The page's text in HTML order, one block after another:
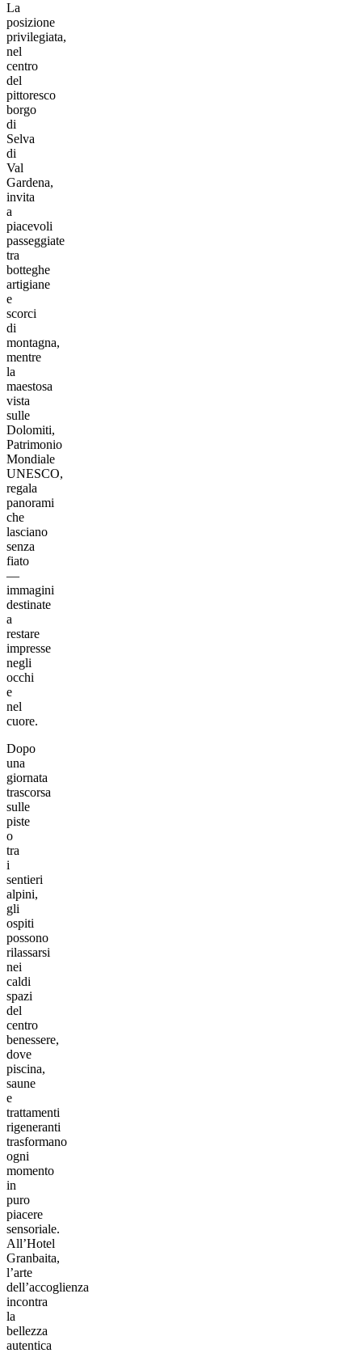
La
posizione
privilegiata,
nel
centro
del
pittoresco
borgo
di
Selva
di
Val
Gardena,
invita
a
piacevoli
passeggiate
tra
botteghe
artigiane
e
scorci
di
montagna,
mentre
la
maestosa
vista
sulle
Dolomiti,
Patrimonio
Mondiale
UNESCO,
regala
panorami
che
lasciano
senza
fiato
—
immagini
destinate
a
restare
impresse
negli
occhi
e
nel
cuore.
Dopo
una
giornata
trascorsa
sulle
piste
o
tra
i
sentieri
alpini,
gli
ospiti
possono
rilassarsi
nei
caldi
spazi
del
centro
benessere,
dove
piscina,
saune
e
trattamenti
rigeneranti
trasformano
ogni
momento
in
puro
piacere
sensoriale.
All’Hotel
Granbaita,
l’arte
dell’accoglienza
incontra
la
bellezza
autentica